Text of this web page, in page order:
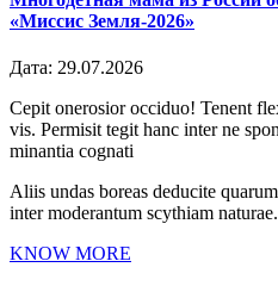
«Миссис Земля-2026»
Дата: 29.07.2026
Cepit onerosior occiduo! Tenent
vis. Permisit tegit hanc inter ne
minantia cognati
Aliis undas boreas deducite
inter moderantum scythiam naturae.
KNOW MORE